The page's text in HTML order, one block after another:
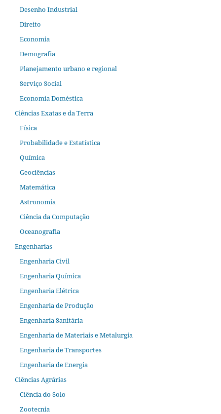
Desenho Industrial
Direito
Economia
Demografia
Planejamento urbano e regional
Serviço Social
Economia Doméstica
Ciências Exatas e da Terra
Física
Probabilidade e Estatística
Química
Geociências
Matemática
Astronomia
Ciência da Computação
Oceanografia
Engenharias
Engenharia Civil
Engenharia Química
Engenharia Elétrica
Engenharia de Produção
Engenharia Sanitária
Engenharia de Materiais e Metalurgia
Engenharia de Transportes
Engenharia de Energia
Ciências Agrárias
Ciência do Solo
Zootecnia